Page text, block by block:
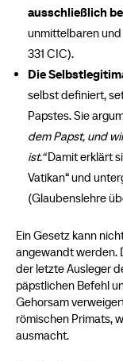
ausschließlich
unmittelbaren
331 CIC).
Die Selbstl
selbst definiert,
Papstes. Sie
dem Papst, und
ist.“Damit erklärt
Vatikan“ und
(Glaubenslehre
Ein Gesetz kann
angewandt werden.
der letzte Ausleger
päpstlichen Befehl
Gehorsam
römischen Primats,
ausmacht.